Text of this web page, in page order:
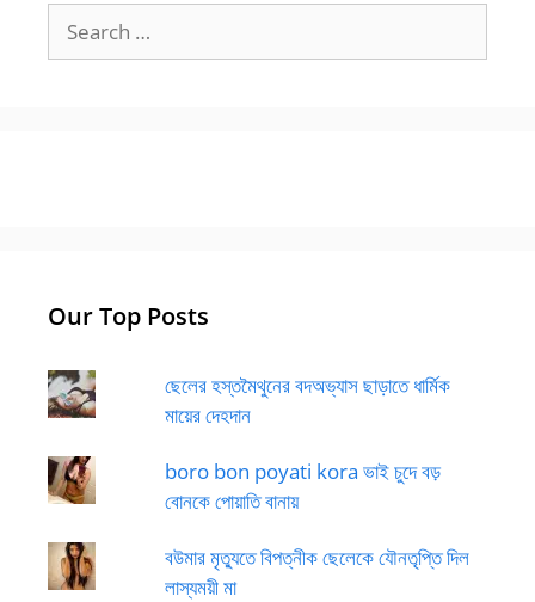
for:
Our Top Posts
ছেলের হস্তমৈথুনের বদঅভ্যাস ছাড়াতে ধার্মিক
মায়ের দেহদান
boro bon poyati kora ভাই চুদে বড়
বোনকে পোয়াতি বানায়
বউমার মৃত্যুতে বিপত্নীক ছেলেকে যৌনতৃপ্তি দিল
লাস্যময়ী মা